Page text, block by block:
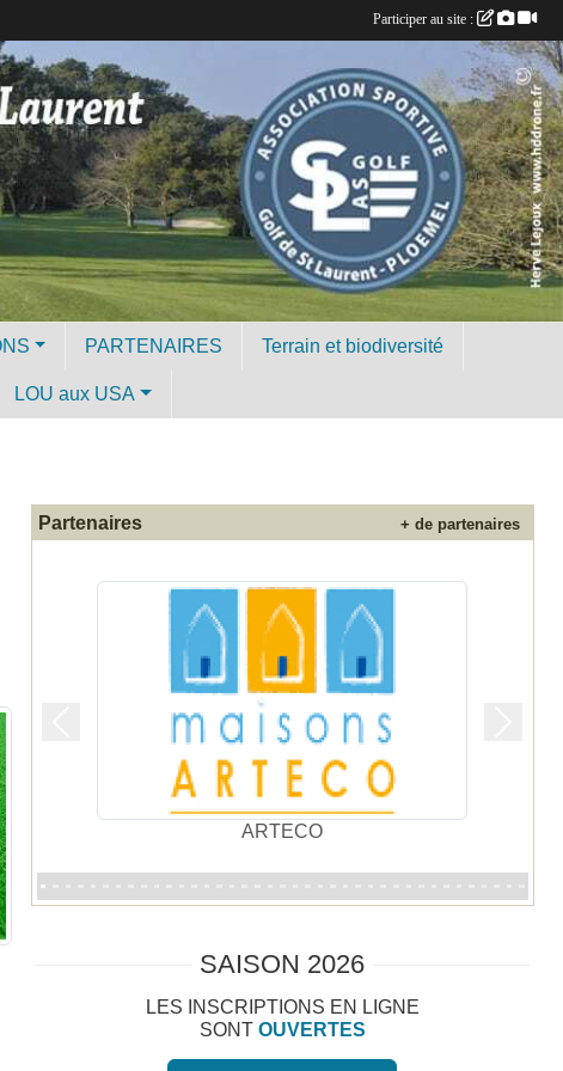
PARTENAIRES Terrain et biodiversité
LOU aux USA
Partenaires
Tanguy Design
+ de partenaires
SAISON 2026
LES INSCRIPTIONS EN LIGNE
SONT OUVERTES
Participer au site :